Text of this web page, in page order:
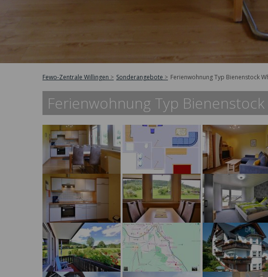
Fewo-Zentrale Willingen Sonderangebote Ferienwohnung Typ Bienenstock
Ferienwohnung Typ